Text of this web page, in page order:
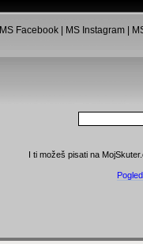
MS Facebook| MS Instagram|
I ti možeš pisati na